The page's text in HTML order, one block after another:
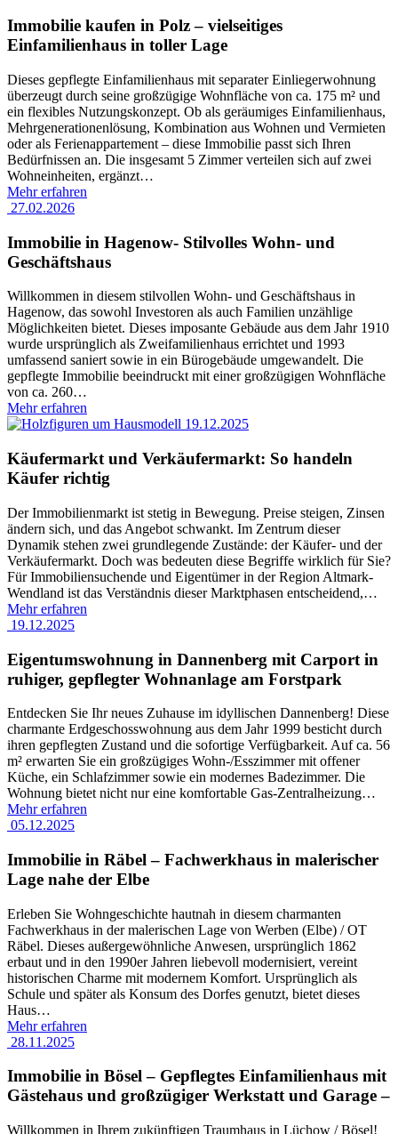
Immobilie kaufen in Polz – vielseitiges
Einfamilienhaus in toller Lage
Dieses gepflegte Einfamilienhaus mit separater Einliegerwohnung
überzeugt durch seine großzügige Wohnfläche von ca. 175 m² und
ein flexibles Nutzungskonzept. Ob als geräumiges Einfamilienhaus,
Mehrgenerationenlösung, Kombination aus Wohnen und Vermieten
oder als Ferienappartement – diese Immobilie passt sich Ihren
Bedürfnissen an. Die insgesamt 5 Zimmer verteilen sich auf zwei
Wohneinheiten, ergänzt…
Mehr erfahren
27.02.2026
Immobilie in Hagenow- Stilvolles Wohn- und
Geschäftshaus
Willkommen in diesem stilvollen Wohn- und Geschäftshaus in
Hagenow, das sowohl Investoren als auch Familien unzählige
Möglichkeiten bietet. Dieses imposante Gebäude aus dem Jahr 1910
wurde ursprünglich als Zweifamilienhaus errichtet und 1993
umfassend saniert sowie in ein Bürogebäude umgewandelt. Die
gepflegte Immobilie beeindruckt mit einer großzügigen Wohnfläche
von ca. 260…
Mehr erfahren
19.12.2025
Käufermarkt und Verkäufermarkt: So handeln
Käufer richtig
Der Immobilienmarkt ist stetig in Bewegung. Preise steigen, Zinsen
ändern sich, und das Angebot schwankt. Im Zentrum dieser
Dynamik stehen zwei grundlegende Zustände: der Käufer- und der
Verkäufermarkt. Doch was bedeuten diese Begriffe wirklich für Sie?
Für Immobiliensuchende und Eigentümer in der Region Altmark-
Wendland ist das Verständnis dieser Marktphasen entscheidend,…
Mehr erfahren
19.12.2025
Eigentumswohnung in Dannenberg mit Carport in
ruhiger, gepflegter Wohnanlage am Forstpark
Entdecken Sie Ihr neues Zuhause im idyllischen Dannenberg! Diese
charmante Erdgeschosswohnung aus dem Jahr 1999 besticht durch
ihren gepflegten Zustand und die sofortige Verfügbarkeit. Auf ca. 56
m² erwarten Sie ein großzügiges Wohn-/Esszimmer mit offener
Küche, ein Schlafzimmer sowie ein modernes Badezimmer. Die
Wohnung bietet nicht nur eine komfortable Gas-Zentralheizung…
Mehr erfahren
05.12.2025
Immobilie in Räbel – Fachwerkhaus in malerischer
Lage nahe der Elbe
Erleben Sie Wohngeschichte hautnah in diesem charmanten
Fachwerkhaus in der malerischen Lage von Werben (Elbe) / OT
Räbel. Dieses außergewöhnliche Anwesen, ursprünglich 1862
erbaut und in den 1990er Jahren liebevoll modernisiert, vereint
historischen Charme mit modernem Komfort. Ursprünglich als
Schule und später als Konsum des Dorfes genutzt, bietet dieses
Haus…
Mehr erfahren
28.11.2025
Immobilie in Bösel – Gepflegtes Einfamilienhaus mit
Gästehaus und großzügiger Werkstatt und Garage –
Willkommen in Ihrem zukünftigen Traumhaus in Lüchow / Bösel!